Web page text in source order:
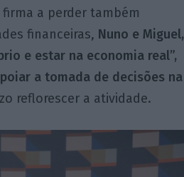
a perder também
financeiras, Nuno e Miguel,
e estar na economia real”,
a tomada de decisões na
reflorescer a atividade.